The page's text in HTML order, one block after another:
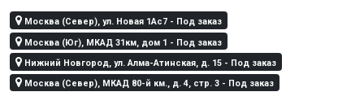
Москва (Север), ул. Новая 1Ас7 - Под заказ
Москва (Юг), МКАД 31км, дом 1 - Под заказ
Нижний Новгород, ул. Алма-Атинская, д. 15 - Под заказ
Москва (Север), МКАД 80-й км., д. 4, стр. 3 - Под заказ